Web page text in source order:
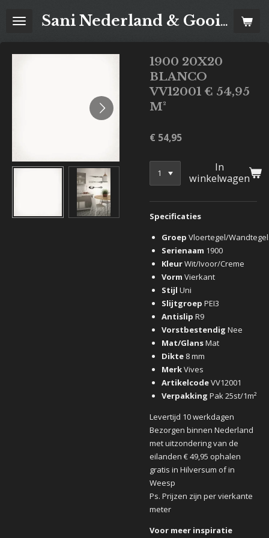
direct
Sani Nederland & Goois Tegelhuis
1900 20X20
BLANCO
VV12001 € 54,95
M²
€ 54,95
In
winkelwagen
Specificaties
Groep Vloertegel/
Serienaam 1900
KleurWit/Ivoor/Creme
Vorm Vierkant
Stijl Uni
Slijtgroep PEI3
Antislip R9
Vorstbestendig Nee
Mat/GlansMat
Dikte 8 mm
MerkVives
ArtikelcodeVV12001
Verpakking Pak 25st/1m²
Levertijd 10 werkdagen
Bezorgen binnen Nederland
met uitzondering van de
eilanden € 49,95 ophalen
gratis in Hilversum of in
Weesp
Ps. Prijzen zijn per vierkante
meter
Voor meer inspiratie